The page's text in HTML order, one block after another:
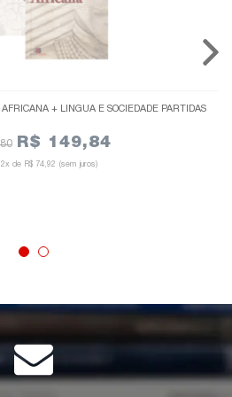
+ LÍNGUA E SOCIEDADE PARTIDAS
R$ 149,84
2x de R$ 74,92 (sem juros)